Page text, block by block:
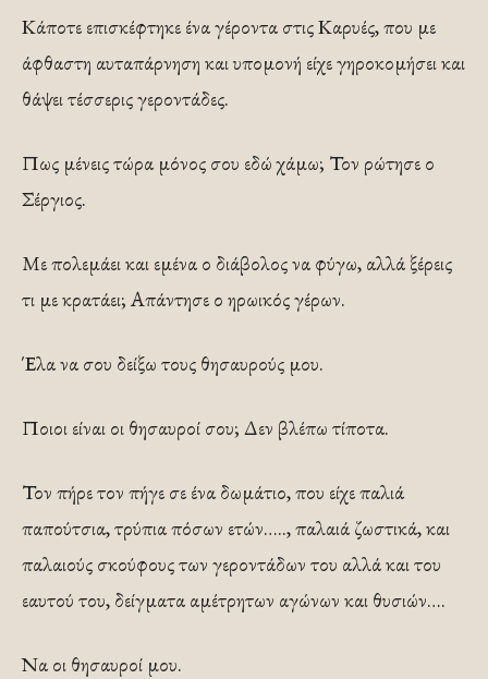
Κάποτε επισκέφτηκε ένα γέροντα στις Καρυές, που με
άφθαστη αυταπάρνηση και υπομονή είχε γηροκομήσει και
θάψει τέσσερις γεροντάδες.
Πως μένεις τώρα μόνος σου εδώ χάμω; Τον ρώτησε ο
Σέργιος.
Με πολεμάει και εμένα ο διάβολος να φύγω, αλλά ξέρεις
τι με κρατάει; Απάντησε ο ηρωικός γέρων.
Έλα να σου δείξω τους θησαυρούς μου.
Ποιοι είναι οι θησαυροί σου; Δεν βλέπω τίποτα.
Τον πήρε τον πήγε σε ένα δωμάτιο, που είχε παλιά
παπούτσια, τρύπια πόσων ετών….., παλαιά ζωστικά, και
παλαιούς σκούφους των γεροντάδων του αλλά και του
εαυτού του, δείγματα αμέτρητων αγώνων και θυσιών….
Να οι θησαυροί μου.